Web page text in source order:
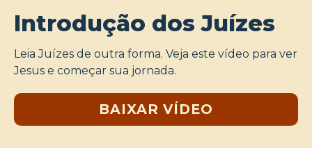
Introdução dos Juízes
Leia Juízes de outra forma. Veja este vídeo para ver
Jesus e começar sua jornada.
BAIXAR VÍDEO